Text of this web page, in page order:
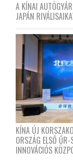
A KÍNAI
JAPÁN
KÍNA ÚJ
ORSZÁG ELSŐ
INNOVÁCIÓS